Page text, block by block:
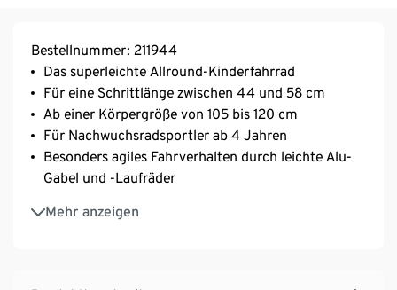
Bestellnummer: 211944
Das superleichte Allround-Kinderfahrrad
Für eine Schrittlänge zwischen 44 und 58 cm
Ab einer Körpergröße von 105 bis 120 cm
Für Nachwuchsradsportler ab 4 Jahren
Besonders agiles Fahrverhalten durch leichte Alu-
Gabel und -Laufräder
Mehr anzeigen
Die Reifen mit Offroadoptik und hervorragenden
Abrolleigenschaften garantieren eine optimale